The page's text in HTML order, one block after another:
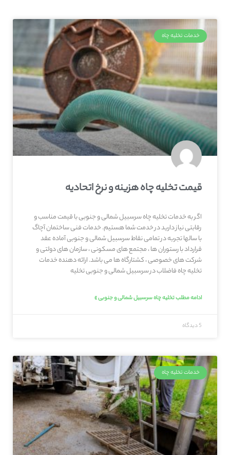
خدمات تخلیه چاه
قیمت تخلیه چاه هزینه و نرخ اتحادیه
اگر به خدمات تخلیه چاه سرسبیل شمالی و جنوبی با قیمت مناسب و
رقابتی نیاز دارید در خدمت شما هستیم. خدمات فنی ساختمان آچاگ
با سالها تجربه در تمامی نقاط سرسبیل شمالی و جنوبی آماده عقد
قرارداد با رستوران ها ، مجتمع های مسکونی ، سازمان های دولتی و
شرکت های خصوصی ، کشتارگاه ها می باشد. ارائه دهنده خدمات
تخلیه چاه فاضلاب در سرسبیل شمالی و جنوبی تخلیه
ادامه مطلب تخلیه چاه سرسبیل شمالی و جنوبی »
5 دیدگاه
خدمات تخلیه چاه